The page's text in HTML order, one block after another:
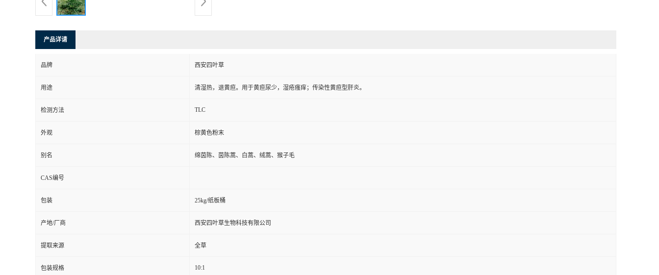
产品详请
品牌 西安四叶草
用途 清湿热，退黄疸。用于黄疸尿少，湿疮瘙痒；传染性黄疸型肝炎。
检测方法 TLC
外观 棕黄色粉末
别名 绵茵陈、茵陈蒿、白蒿、绒蒿、猴子毛
CAS编号
包装 25kg/纸板桶
产地/厂商 西安四叶草生物科技有限公司
提取来源 全草
包装规格 10:1